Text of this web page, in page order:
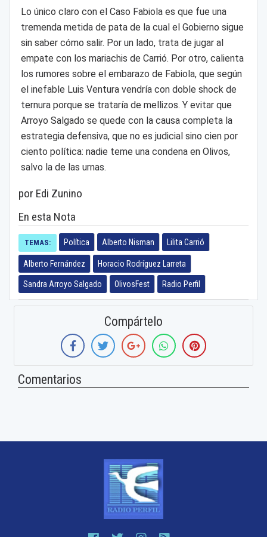
Lo único claro con el Caso Fabiola es que fue una
tremenda metida de pata de la cual el Gobierno sigue
sin saber cómo salir. Por un lado, trata de jugar al
empate con los mariachis de Carrió. Por otro, calienta
los rumores sobre el embarazo de Fabiola, que según
el inefable Luis Ventura vendría con doble shock de
ternura porque se trataría de mellizos. Y evitar que
Arroyo Salgado se quede con la causa completa la
estrategia defensiva, que no es judicial sino cien por
ciento política: nadie teme una condena en Olivos,
salvo la de las urnas.
por Edi Zunino
En esta Nota
TEMAS: Política Alberto Nisman Lilita Carrió
Alberto Fernández Horacio Rodríguez Larreta
Sandra Arroyo Salgado OlivosFest Radio Perfil
Compártelo
Comentarios